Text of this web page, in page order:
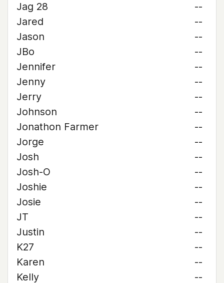
Jag 28
--
Jared
--
Jason
--
JBo
--
Jennifer
--
Jenny
--
Jerry
--
Johnson
--
Jonathon Farmer
--
Jorge
--
Josh
--
Josh-O
--
Joshie
--
Josie
--
JT
--
Justin
--
K27
--
Karen
--
Kelly
--